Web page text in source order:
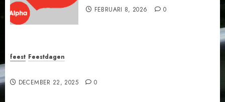
FEBRUARI 8, 2026 0
feest Feestdagen
DECEMBER 22, 2025 0